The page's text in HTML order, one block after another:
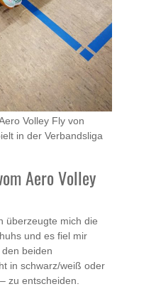
Volley Fly von
in der Verbandsliga
Aero Volley
überzeugte mich die
und es fiel mir
beiden
in schwarz/weiß oder
zu entscheiden.